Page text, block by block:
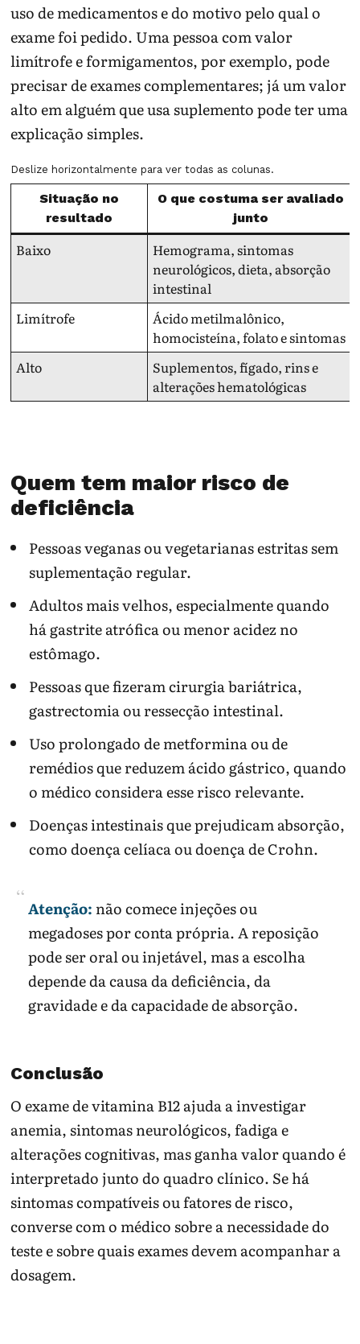
uso de medicamentos e do motivo pelo qual o
exame foi pedido. Uma pessoa com valor
limítrofe e formigamentos, por exemplo, pode
precisar de exames complementares; já um valor
alto em alguém que usa suplemento pode ter uma
explicação simples.
Deslize horizontalmente para ver todas as colunas.
Situação no
resultado
O que costuma ser avaliado
junto
Baixo
Hemograma, sintomas
neurológicos, dieta, absorção
intestinal
Limítrofe
Ácido metilmalônico,
homocisteína, folato e sintomas
Alto
Suplementos, fígado, rins e
alterações hematológicas
Quem tem maior risco de
deficiência
Pessoas veganas ou vegetarianas estritas sem
suplementação regular.
Adultos mais velhos, especialmente quando
há gastrite atrófica ou menor acidez no
estômago.
Pessoas que fizeram cirurgia bariátrica,
gastrectomia ou ressecção intestinal.
Uso prolongado de metformina ou de
remédios que reduzem ácido gástrico, quando
o médico considera esse risco relevante.
Doenças intestinais que prejudicam absorção,
como doença celíaca ou doença de Crohn.
Atenção: não comece injeções ou
megadoses por conta própria. A reposição
pode ser oral ou injetável, mas a escolha
depende da causa da deficiência, da
gravidade e da capacidade de absorção.
Conclusão
O exame de vitamina B12 ajuda a investigar
anemia, sintomas neurológicos, fadiga e
alterações cognitivas, mas ganha valor quando é
interpretado junto do quadro clínico. Se há
sintomas compatíveis ou fatores de risco,
converse com o médico sobre a necessidade do
teste e sobre quais exames devem acompanhar a
dosagem.